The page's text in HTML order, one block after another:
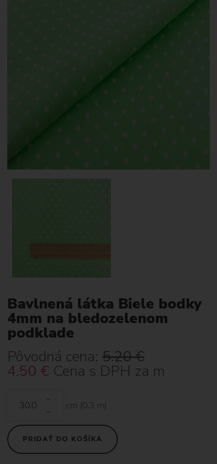
Bavlnená látka Biele bodky
4mm na bledozelenom
podklade
Pôvodná cena: 5.20€
4.50 € Cena s DPH za m
cm (0.3 m)
PRIDAŤ DO KOŠÍKA